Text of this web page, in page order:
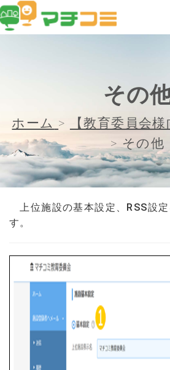
その
ホーム >
【教育委員会
> その他
上位施設の基本設定、RSS設
す。